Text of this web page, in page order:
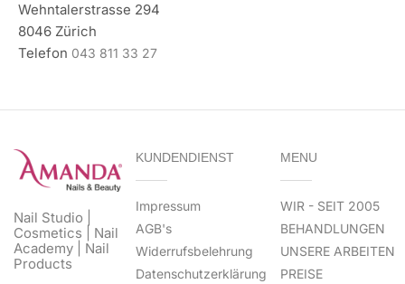
Wehntalerstrasse 294
8046 Zürich
Telefon 043 811 33 27
Nail Studio |
Cosmetics | Nail
Academy | Nail
Products
KUNDENDIENST
Impressum
AGB's
Widerrufsbelehrung
Datenschutzerklärung
MENU
WIR - SEIT 2005
BEHANDLUNGEN
UNSERE ARBEITEN
PREISE